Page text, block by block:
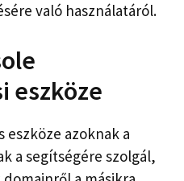
való használatáról.
eszköze
eszköze azoknak a
a segítségére szolgál,